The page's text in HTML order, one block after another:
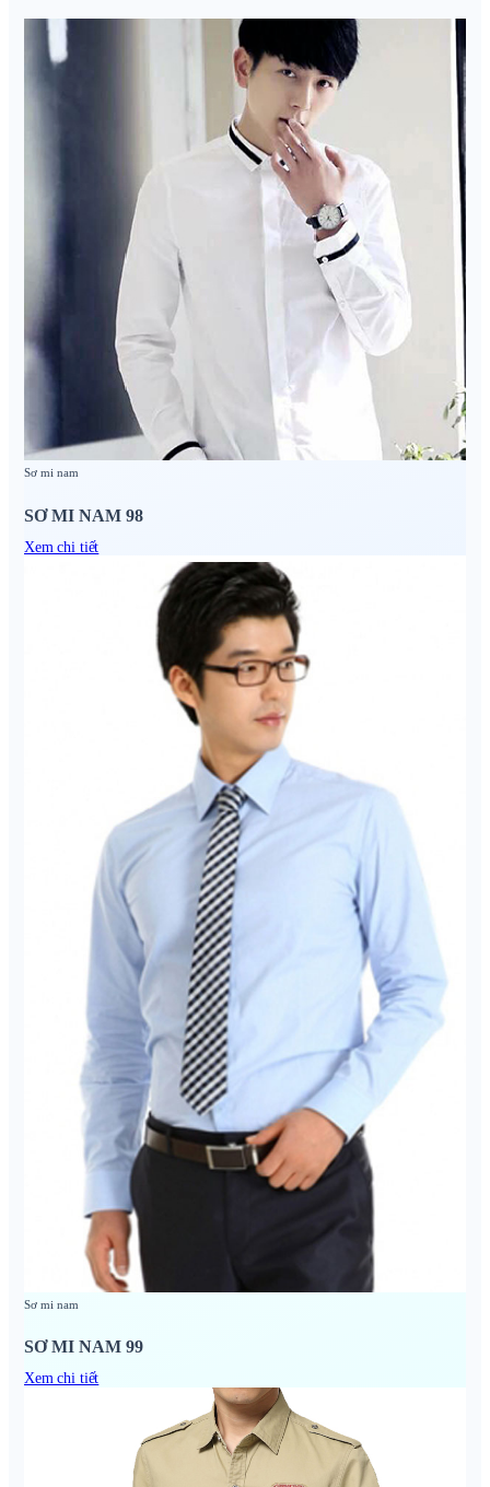
Sơ mi nam
SƠ MI NAM 98
Xem chi tiết
Sơ mi nam
SƠ MI NAM 99
Xem chi tiết